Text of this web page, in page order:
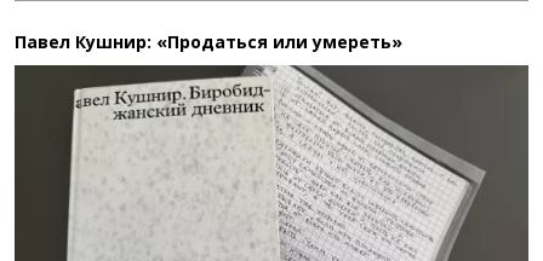
Павел Кушнир: «Продаться или умереть»